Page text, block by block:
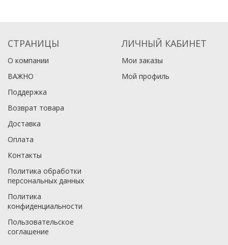
СТРАНИЦЫ
О компании
ВАЖНО
Поддержка
Возврат товара
Доставка
Оплата
Контакты
Политика обработки
персональных данных
Политика
конфиденциальности
Пользовательское
соглашение
ЛИЧНЫЙ КАБИНЕТ
Мои заказы
Мой профиль